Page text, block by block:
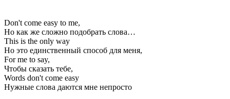
Don't come easy to me,
Но как же сложно подобрать слова…
This is the only way
Но это единственный способ для меня,
For me to say,
Чтобы сказать тебе,
Words don't come easy
Нужные слова даются мне непросто